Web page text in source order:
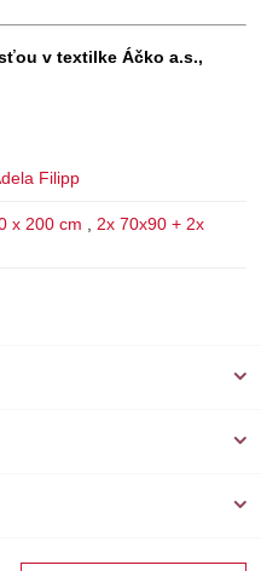
v textilke Áčko a.s.,
Filipp
x 200 cm
2x 70x90 + 2x